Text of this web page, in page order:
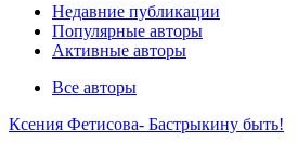
Недавние публикации
Популярные авторы
Активные авторы
Все авторы
Ксения Фетисова- Бастрыкину быть!